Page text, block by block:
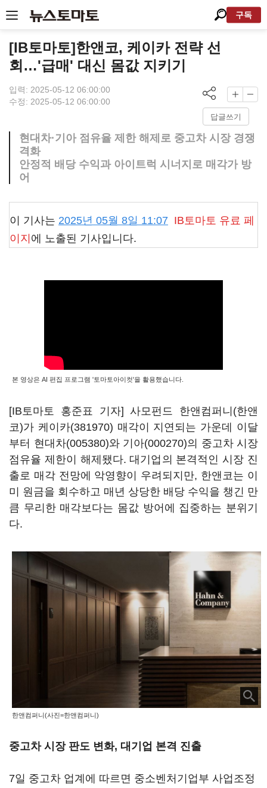
구독
[IB토마토]한앤코, 케이카 전략 선
회…'급매' 대신 몸값 지키기
입력: 2025-05-12 06:00:00
수정: 2025-05-12 06:00:00
답글쓰기
현대차·기아 점유율 제한 해제로 중고차 시장 경쟁
격화
안정적 배당 수익과 아이트럭 시너지로 매각가 방
어
이 기사는 2025년 05월 8일 11:07 IB토마토 유료 페
이지 에 노출된 기사입니다.
본 영상은 AI 편집 프로그램 '토마토아이컷'을 활용했습니다.
[IB토마토 홍준표 기자] 사모펀드 한앤컴퍼니(한앤
코)가 케이카(381970) 매각이 지연되는 가운데 이달
부터 현대차(005380)와 기아(000270)의 중고차 시장
점유율 제한이 해제됐다. 대기업의 본격적인 시장 진
출로 매각 전망에 악영향이 우려되지만, 한앤코는 이
미 원금을 회수하고 매년 상당한 배당 수익을 챙긴 만
큼 무리한 매각보다는 몸값 방어에 집중하는 분위기
다.
한앤컴퍼니(사진=한앤컴퍼니)
중고차 시장 판도 변화, 대기업 본격 진출
7일 중고차 업계에 따르면 중소벤처기업부 사업조정